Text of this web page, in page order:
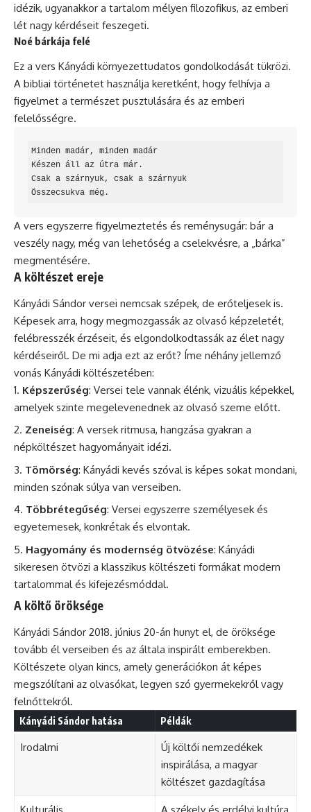
idézik, ugyanakkor a tartalom mélyen filozofikus, az emberi
lét nagy kérdéseit feszegeti.
Noé bárkája felé
Ez a vers Kányádi környezettudatos gondolkodását tükrözi.
A bibliai történetet használja keretként, hogy felhívja a
figyelmet a természet pusztulására és az emberi
felelősségre.
Minden madár, minden madár
Készen áll az útra már.
Csak a szárnyuk, csak a szárnyuk
Összecsukva még.
A vers egyszerre figyelmeztetés és reménysugár: bár a
veszély nagy, még van lehetőség a cselekvésre, a „bárka”
megmentésére.
A költészet ereje
Kányádi Sándor versei nemcsak szépek, de erőteljesek is.
Képesek arra, hogy megmozgassák az olvasó képzeletét,
felébresszék érzéseit, és elgondolkodtassák az élet nagy
kérdéseiről. De mi adja ezt az erőt? Íme néhány jellemző
vonás Kányádi költészetében:
Képszerűség: Versei tele vannak élénk, vizuális képekkel,
amelyek szinte megelevenednek az olvasó szeme előtt.
Zeneiség: A versek ritmusa, hangzása gyakran a
népköltészet hagyományait idézi.
Tömörség: Kányádi kevés szóval is képes sokat mondani,
minden szónak súlya van verseiben.
Többrétegűség: Versei egyszerre személyesek és
egyetemesek, konkrétak és elvontak.
Hagyomány és modernség ötvözése: Kányádi
sikeresen ötvözi a klasszikus költészeti formákat modern
tartalommal és kifejezésmóddal.
A költő öröksége
Kányádi Sándor 2018. június 20-án hunyt el, de öröksége
tovább él verseiben és az általa inspirált emberekben.
Költészete olyan kincs, amely generációkon át képes
megszólítani az olvasókat, legyen szó gyermekekről vagy
felnőttekről.
Kányádi Sándor hatása Példák
Irodalmi
Új költői nemzedékek
inspirálása, a magyar
költészet gazdagítása